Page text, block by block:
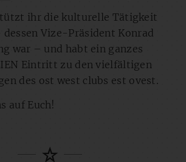
ihr die kulturelle Tätigkeit
dessen Vize-Präsident Konrad
war – und habt ein ganzes
Eintritt zu den vielfältigen
des ost west clubs est ovest.
auf Euch!